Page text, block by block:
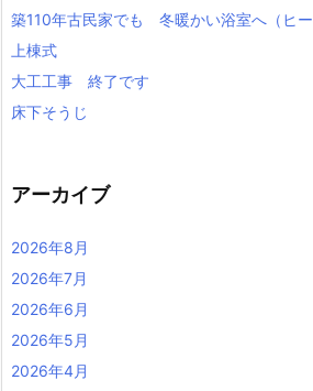
築110年古民家でも 冬暖かい浴室へ（ヒー
上棟式
大工工事 終了です
床下そうじ
アーカイブ
2026年8月
2026年7月
2026年6月
2026年5月
2026年4月